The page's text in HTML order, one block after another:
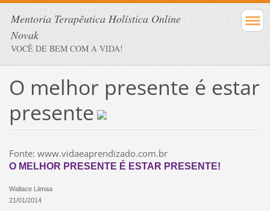
Mentoria Terapêutica Holística Online
Novak
VOCÊ DE BEM COM A VIDA!
O melhor presente é estar
presente
Fonte: www.vidaeaprendizado.com.br
O MELHOR PRESENTE É ESTAR PRESENTE!
Wallace Liimaa
21/01/2014